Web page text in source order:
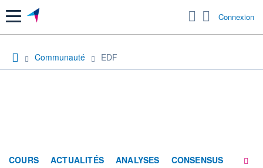
Menu Connexion
Communauté EDF
COURS ACTUALITÉS ANALYSES CONSENSUS